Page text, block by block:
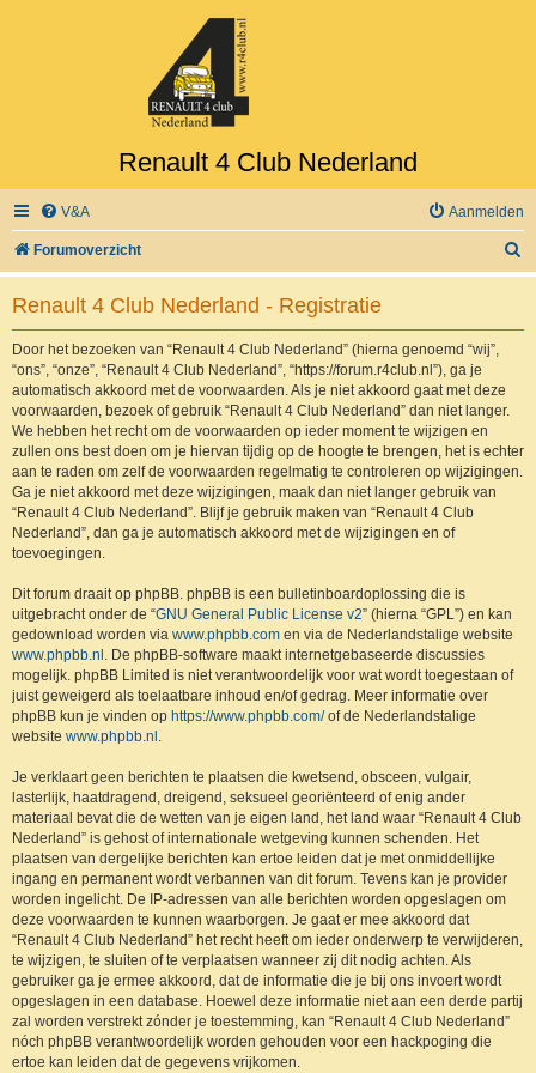
Renault 4 Club Nederland
V&A Aanmelden
Forumoverzicht
o
Renault 4 Club Nederland - Registratie
Door het bezoeken van “Renault 4 Club Nederland” (hierna genoemd “wij”,
“ons”, “onze”, “Renault 4 Club Nederland”, “https://forum.r4club.nl”), ga je
automatisch akkoord met de voorwaarden. Als je niet akkoord gaat met deze
voorwaarden, bezoek of gebruik “Renault 4 Club Nederland” dan niet langer.
We hebben het recht om de voorwaarden op ieder moment te wijzigen en
zullen ons best doen om je hiervan tijdig op de hoogte te brengen, het is echter
aan te raden om zelf de voorwaarden regelmatig te controleren op wijzigingen.
Ga je niet akkoord met deze wijzigingen, maak dan niet langer gebruik van
“Renault 4 Club Nederland”. Blijf je gebruik maken van “Renault 4 Club
Nederland”, dan ga je automatisch akkoord met de wijzigingen en of
toevoegingen.
Dit forum draait op phpBB. phpBB is een bulletinboardoplossing die is
uitgebracht onder de “GNU General Public License v2” (hierna “GPL”) en kan
gedownload worden via www.phpbb.com en via de Nederlandstalige website
www.phpbb.nl . De phpBB-software maakt internetgebaseerde discussies
mogelijk. phpBB Limited is niet verantwoordelijk voor wat wordt toegestaan of
juist geweigerd als toelaatbare inhoud en/of gedrag. Meer informatie over
phpBB kun je vinden op https://www.phpbb.com/of de Nederlandstalige
website www.phpbb.nl .
Je verklaart geen berichten te plaatsen die kwetsend, obsceen, vulgair,
lasterlijk, haatdragend, dreigend, seksueel georiënteerd of enig ander
materiaal bevat die de wetten van je eigen land, het land waar “Renault 4 Club
Nederland” is gehost of internationale wetgeving kunnen schenden. Het
plaatsen van dergelijke berichten kan ertoe leiden dat je met onmiddellijke
ingang en permanent wordt verbannen van dit forum. Tevens kan je provider
worden ingelicht. De IP-adressen van alle berichten worden opgeslagen om
deze voorwaarden te kunnen waarborgen. Je gaat er mee akkoord dat
“Renault 4 Club Nederland” het recht heeft om ieder onderwerp te verwijderen,
te wijzigen, te sluiten of te verplaatsen wanneer zij dit nodig achten. Als
gebruiker ga je ermee akkoord, dat de informatie die je bij ons invoert wordt
opgeslagen in een database. Hoewel deze informatie niet aan een derde partij
zal worden verstrekt zónder je toestemming, kan “Renault 4 Club Nederland”
nóch phpBB verantwoordelijk worden gehouden voor een hackpoging die
ertoe kan leiden dat de gegevens vrijkomen.